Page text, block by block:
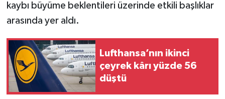
kaybı büyüme beklentileri üzerinde etkili başlıklar
arasında yer aldı.
Lufthansa’nın ikinci
çeyrek kârı yüzde 56
düştü